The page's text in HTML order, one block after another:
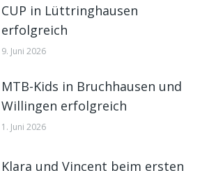
CUP in Lüttringhausen
erfolgreich
9. Juni 2026
MTB-Kids in Bruchhausen und
Willingen erfolgreich
1. Juni 2026
Klara und Vincent beim ersten